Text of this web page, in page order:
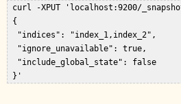
curl -XPUT 'localhost:9200/
{
  "indices": "index_1,index_2",
  "ignore_unavailable": true,
  "include_global_state": false